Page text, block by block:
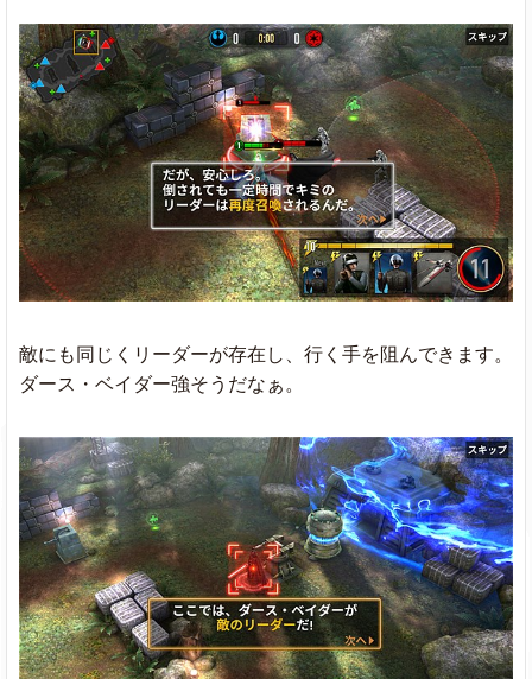
敵にも同じくリーダーが存在し、行く手を阻んできます。
ダース・ベイダー強そうだなぁ。